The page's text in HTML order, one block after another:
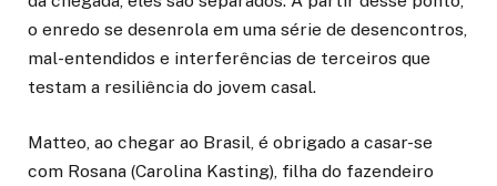
o enredo se desenrola em uma série de desencontros,
mal-entendidos e interferências de terceiros que
testam a resiliência do jovem casal.
Matteo, ao chegar ao Brasil, é obrigado a casar-se
com Rosana (Carolina Kasting), filha do fazendeiro